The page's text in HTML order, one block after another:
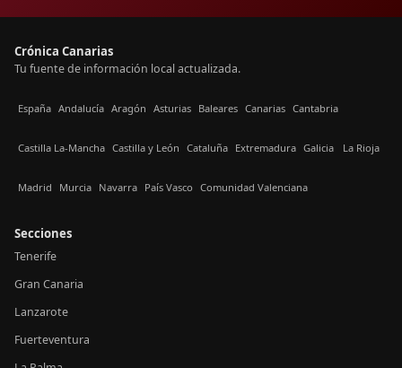
Crónica Canarias
Tu fuente de información local actualizada.
España Andalucía Aragón Asturias Baleares Canarias Cantabria
Castilla La-Mancha Castilla y León Cataluña Extremadura Galicia La Rioja
Madrid Murcia Navarra País Vasco Comunidad Valenciana
Secciones
Tenerife
Gran Canaria
Lanzarote
Fuerteventura